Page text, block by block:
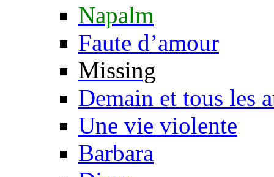
Napalm
Faute d’amour
Missing
Demain et tous les
Une vie violente
Barbara